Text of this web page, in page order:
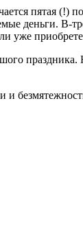
пятая (!)
деньги. В-
уже